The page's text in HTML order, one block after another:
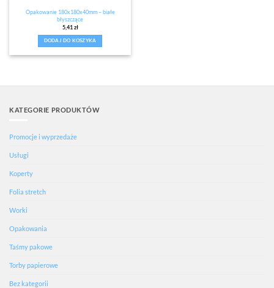
Opakowanie 180x180x40mm – białe
błyszczące
5,41zł
DODAJ DO KOSZYKA
KATEGORIE PRODUKTÓW
Promocje i wyprzedaże
Usługi
Koperty
Folia stretch
Worki
Opakowania
Taśmy pakowe
Torby papierowe
Bez kategorii